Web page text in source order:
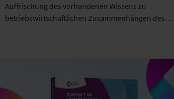
Auffrischung des vorhandenen Wissens zu
betriebswirtschaftlichen Zusammenhängen des